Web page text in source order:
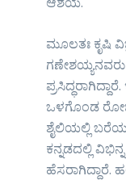
ಮೂಲತಃ ಕೃಷಿ
ಗಣೇಶಯ್ಯನವರು
ಒಳಗೊಂಡ
ಶೈಲಿಯಲ್ಲಿ
ಕನ್ನಡದಲ್ಲಿ
ಹೆಸರಾಗಿದ್ದಾರೆ.